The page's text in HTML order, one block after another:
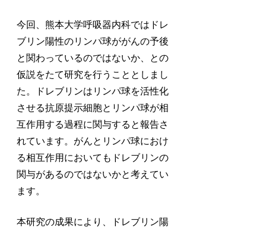
今回、熊本大学呼吸器内科ではドレ
ブリン陽性のリンパ球ががんの予後
と関わっているのではないか、との
仮説をたて研究を行うこととしまし
た。ドレブリンはリンパ球を活性化
させる抗原提示細胞とリンパ球が相
互作用する過程に関与すると報告さ
れています。がんとリンパ球におけ
る相互作用においてもドレブリンの
関与があるのではないかと考えてい
ます。
本研究の成果により、ドレブリン陽